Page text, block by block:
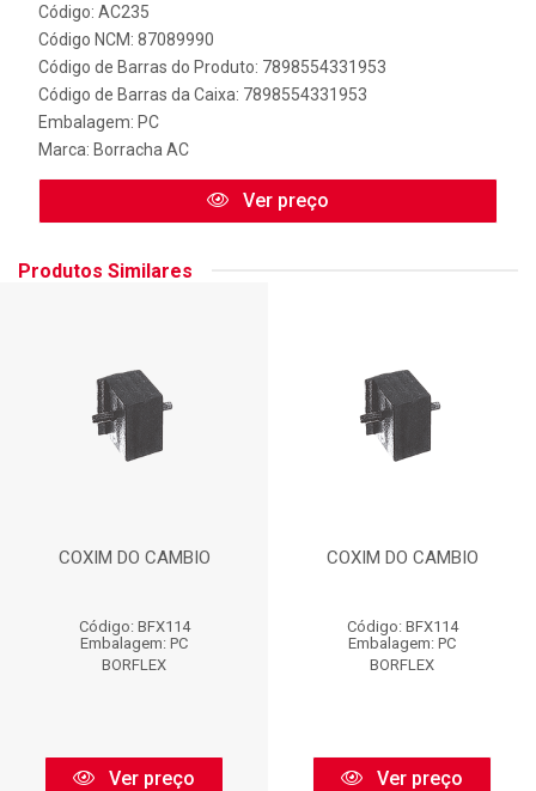
Código: AC235
Código NCM: 87089990
Código de Barras do Produto: 7898554331953
Código de Barras da Caixa: 7898554331953
Embalagem: PC
Marca: Borracha AC
Ver preço
Produtos Similares
COXIM DO CAMBIO
Código: BFX114
Embalagem: PC
BORFLEX
Ver preço
COXIM DO CAMBIO
Código: BFX114
Embalagem: PC
BORFLEX
Ver preço